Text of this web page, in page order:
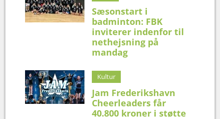
Sæsonstart i
badminton: FBK
inviterer indenfor til
nethejsning på
mandag
Kultur
Jam Frederikshavn
Cheerleaders får
40.800 kroner i støtte